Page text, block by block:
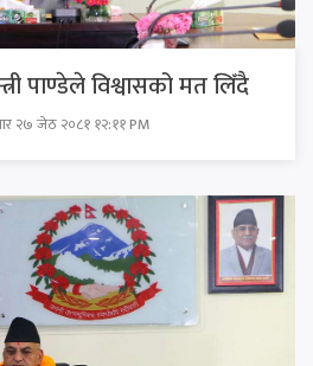
पाण्डेले विश्वासको मत लिँदै
२७ जेठ २०८१ १२:११ PM